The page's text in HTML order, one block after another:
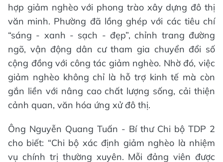
hợp giảm nghèo với phong trào xây dựng đô thị
văn minh. Phường đã lồng ghép với các tiêu chí
“sáng - xanh - sạch - đẹp”, chỉnh trang đường
ngõ, vận động dân cư tham gia chuyển đổi số
cộng đồng với công tác giảm nghèo. Nhờ đó, việc
giảm nghèo không chỉ là hỗ trợ kinh tế mà còn
gắn liền với nâng cao chất lượng sống, cải thiện
cảnh quan, văn hóa ứng xử đô thị.
Ông Nguyễn Quang Tuấn - Bí thư Chi bộ TDP 2
cho biết: “Chi bộ xác định giảm nghèo là nhiệm
vụ chính trị thường xuyên. Mỗi đảng viên được